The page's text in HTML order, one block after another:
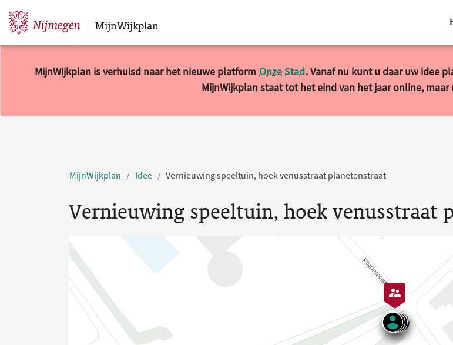
Sla navigatie over MijnWijkplan
MijnWijkplan is verhuisd naar het nieuwe platform Onze Stad. Vanaf nu kunt u daar uw idee
MijnWijkplan staat tot het eind van het jaar online,
MijnWijkplan Idee Vernieuwing speeltuin, hoek venusstraat planetenstraat
Vernieuwing speeltuin, hoek venusstraat